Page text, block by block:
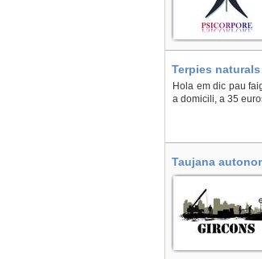
Terpies
Hola em dic pau
a domicili, a 35
Taujana